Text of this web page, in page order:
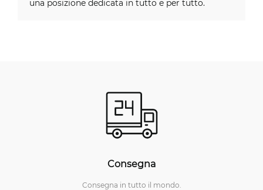
una posizione dedicata in tutto e per tutto.
Consegna
Consegna in tutto il mondo.